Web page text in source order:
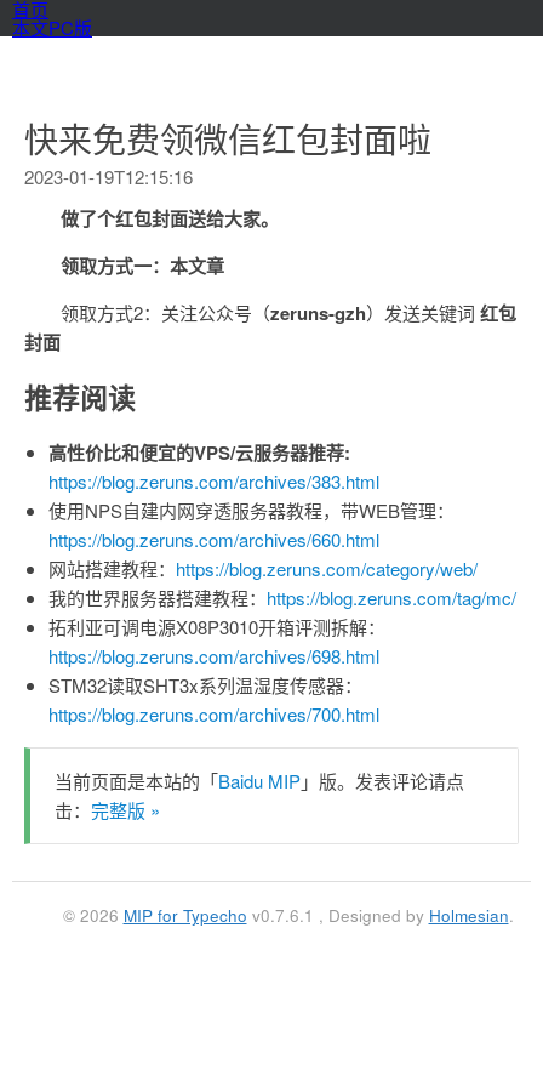
首页
本文PC版
快来免费领微信红包封面啦
2023-01-19T12:15:16
做了个红包封面送给大家。
领取方式一：本文章
领取方式2：关注公众号（​zeruns-gzh​）发送关键词 红包
封面
推荐阅读
高性价比和便宜的VPS/云服务器推荐:
https://blog.zeruns.com/archives/383.html
使用NPS自建内网穿透服务器教程，带WEB管理：
https://blog.zeruns.com/archives/660.html
网站搭建教程： https://blog.zeruns.com/category/web/
我的世界服务器搭建教程： https://blog.zeruns.com/tag/mc/
拓利亚可调电源X08P3010开箱评测拆解：
https://blog.zeruns.com/archives/698.html
STM32读取SHT3x系列温湿度传感器：
https://blog.zeruns.com/archives/700.html
当前页面是本站的「Baidu MIP」版。发表评论请点
击： 完整版 »
© 2026 MIP for Typecho v0.7.6.1 , Designed by Holmesian.